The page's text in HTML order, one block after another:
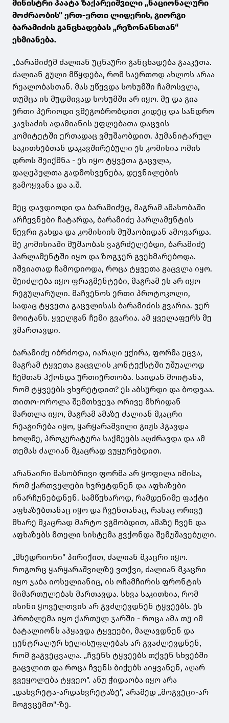
მინისტრი პაატა ზაქარეიშვილი „ნაციონალური
მოძრაობის" ერთ-ერთი ლიდერის, გიორგი
ბარამიძის განცხადებას „რეზონანსთან“
ეხმიანება.
„ბარამიძემ ძალიან უცნაური განცხადება გააკეთა.
ძალიან გული მწყდება, რომ საერთოდ ახლოს არაა
რეალობასთან. მას უწევდა სოხუმში ჩამოსვლა,
თუმცა ის მუდმივად სოხუმში არ იყო. მე და გია
ერთი პერიოდი ვმეგობრობდით კიდეც და სანდრო
კავსაძის ადამიანის უფლებათა დაცვის
კომიტეტში ერთადაც ვმუშაობდით. ჰუმანიტარულ
საკითხებთან დაკავშირებული ეს კომისია ომის
დროს შეიქმნა - ეს იყო ტყვეთა გაცვლა,
დაღუპულთა გადმოსვენება, დევნილების
გამოყვანა და ა.შ.
მეც დავდიოდი და ბარამიძეც, მაგრამ ამასობაში
არჩევნები ჩატარდა, ბარამიძე პარლამენტის
წევრი გახდა და კომისიის მუშაობიდან ამოვარდა.
მე კომისიაში მუშაობას ვაგრძელებდი, ბარამიძე
პარლამენტში იყო და ზოგჯერ გვეხმარებოდა.
იშვიათად ჩამოდიოდა, როცა ტყვეთა გაცვლა იყო.
შეიძლება იყო ფრაგმენტები, მაგრამ ეს არ იყო
რეგულარული. მაჩვენოს ერთი პროტოკოლი,
სადაც ტყვეთა გაცვლისას ბარამიძის გვარია. ვერ
მოიტანს. ყველგან ჩემი გვარია. ამ ყველაფერს მე
ვმართავდი.
ბარამიძე იბრძოდა, იარაღი ეჭირა, ფორმა ეცვა,
მაგრამ ტყვეთა გაცვლის კონტექსტში უშუალოდ
ჩემთან ჰქონდა ურთიერთობა. საიდან მოიტანა,
რომ ტყვეებს ვხვრეტდით? ეს აბსურდი და ბოდვაა.
თითო-ოროლა შემთხვევა ორივე მხრიდან
მართლა იყო, მაგრამ ამაზე ძალიან მკაცრი
რეაგირება იყო, ყარყარაშვილი გიჟს ჰგავდა
ხოლმე, პროკურატურა საქმეებს აღძრავდა და ამ
თემას ძალიან მკაცრად ვუყურებდით.
არანაირი მასობრივი ფორმა არ ყოფილა იმისა,
რომ ქართველები ხვრეტდნენ და აფხაზები
ინარჩუნებდნენ. სამწუხაროდ, რამდენიმე ფაქტი
აფხაზებთანაც იყო და ჩვენთანაც, რასაც ორივე
მხარე მკაცრად მარტო ვგმობდით, ამაზე ჩვენ და
აფხაზებს მთელი სისტემა გვქონდა შემუშავებული.
„მხედრიონი" პირიქით, ძალიან მკაცრი იყო.
როგორც ყარყარაშვილზე ვთქვი, ძალიან მკაცრი
იყო ჯაბა იოსელიანიც, ის ოჩამჩირის ფრონტის
მიმართულებას მართავდა. სხვა საკითხია, რომ
ისინი ყოველთვის არ გვძლევდნენ ტყვეებს. ეს
პრობლემა იყო ქართულ ჯარში - როცა ამა თუ იმ
ბატალიონს აჰყავდა ტყვეები, მალავდნენ და
ცენტრალურ ხელისუფლებას არ გვაძლევდნენ,
რომ გაგვეცვალა. „ჩვენს ტყვეებს თქვენ სხვებში
გაცვლით და როცა ჩვენს ბიჭებს აიყვანენ, აღარ
გვეყოლება ტყვეო". ანუ ჭიდაობა იყო არა
„დახვრეტა-არდახვრეტაზე", არამედ „მოგვეცი-არ
მოგვცემთ"-ზე.